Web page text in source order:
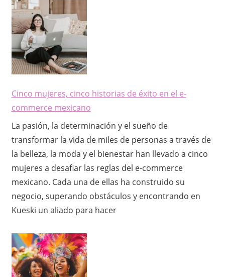
Cinco mujeres, cinco historias de éxito en el e-
commerce mexicano
La pasión, la determinación y el sueño de
transformar la vida de miles de personas a través de
la belleza, la moda y el bienestar han llevado a cinco
mujeres a desafiar las reglas del e-commerce
mexicano. Cada una de ellas ha construido su
negocio, superando obstáculos y encontrando en
Kueski un aliado para hacer